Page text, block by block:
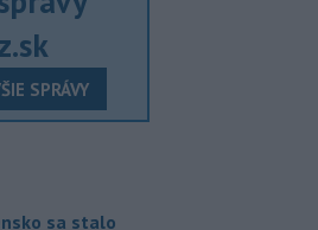
SPRÁVY
sa stalo